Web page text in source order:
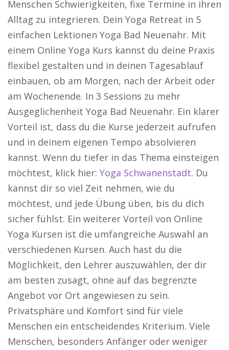
Menschen Schwierigkeiten, fixe Termine in ihren
Alltag zu integrieren. Dein Yoga Retreat in 5
einfachen Lektionen Yoga Bad Neuenahr. Mit
einem Online Yoga Kurs kannst du deine Praxis
flexibel gestalten und in deinen Tagesablauf
einbauen, ob am Morgen, nach der Arbeit oder
am Wochenende. In 3 Sessions zu mehr
Ausgeglichenheit Yoga Bad Neuenahr. Ein klarer
Vorteil ist, dass du die Kurse jederzeit aufrufen
und in deinem eigenen Tempo absolvieren
kannst. Wenn du tiefer in das Thema einsteigen
möchtest, klick hier: Yoga Schwanenstadt. Du
kannst dir so viel Zeit nehmen, wie du
möchtest, und jede Übung üben, bis du dich
sicher fühlst. Ein weiterer Vorteil von Online
Yoga Kursen ist die umfangreiche Auswahl an
verschiedenen Kursen. Auch hast du die
Möglichkeit, den Lehrer auszuwählen, der dir
am besten zusagt, ohne auf das begrenzte
Angebot vor Ort angewiesen zu sein.
Privatsphäre und Komfort sind für viele
Menschen ein entscheidendes Kriterium. Viele
Menschen, besonders Anfänger oder weniger